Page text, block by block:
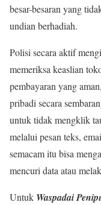
besar-besaran yang
undian berhadiah.
Polisi secara aktif
memeriksa keaslian
pembayaran yang
pribadi secara
untuk tidak mengklik
melalui pesan teks,
semacam itu bisa
mencuri data atau
Untuk Waspadai